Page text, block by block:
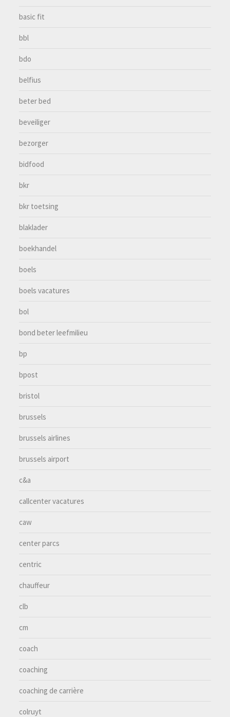
basic fit
bbl
bdo
belfius
beter bed
beveiliger
bezorger
bidfood
bkr
bkr toetsing
blaklader
boekhandel
boels
boels vacatures
bol
bond beter leefmilieu
bp
bpost
bristol
brussels
brussels airlines
brussels airport
c&a
callcenter vacatures
caw
center parcs
centric
chauffeur
clb
cm
coach
coaching
coaching de carrière
colruyt